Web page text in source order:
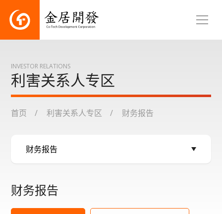
INVESTOR RELATIONS
利害关系人专区
首页 利害关系人专区 财务报告
财务报告